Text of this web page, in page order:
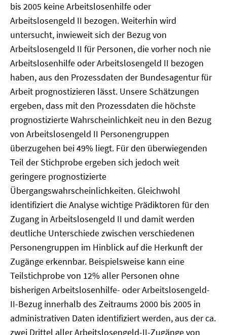
bis 2005 keine Arbeitslosenhilfe oder
Arbeitslosengeld II bezogen. Weiterhin wird
untersucht, inwieweit sich der Bezug von
Arbeitslosengeld II für Personen, die vorher noch nie
Arbeitslosenhilfe oder Arbeitslosengeld II bezogen
haben, aus den Prozessdaten der Bundesagentur für
Arbeit prognostizieren lässt. Unsere Schätzungen
ergeben, dass mit den Prozessdaten die höchste
prognostizierte Wahrscheinlichkeit neu in den Bezug
von Arbeitslosengeld II Personengruppen
überzugehen bei 49% liegt. Für den überwiegenden
Teil der Stichprobe ergeben sich jedoch weit
geringere prognostizierte
Übergangswahrscheinlichkeiten. Gleichwohl
identifiziert die Analyse wichtige Prädiktoren für den
Zugang in Arbeitslosengeld II und damit werden
deutliche Unterschiede zwischen verschiedenen
Personengruppen im Hinblick auf die Herkunft der
Zugänge erkennbar. Beispielsweise kann eine
Teilstichprobe von 12% aller Personen ohne
bisherigen Arbeitslosenhilfe- oder Arbeitslosengeld-
II-Bezug innerhalb des Zeitraums 2000 bis 2005 in
administrativen Daten identifiziert werden, aus der ca.
zwei Drittel aller Arbeitslosengeld-II-Zugänge von